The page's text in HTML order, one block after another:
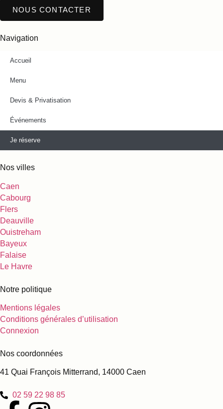
NOUS CONTACTER
Navigation
Accueil
Menu
Devis & Privatisation
Événements
Je réserve
Nos villes
Caen
Cabourg
Flers
Deauville
Ouistreham
Bayeux
Falaise
Le Havre
Notre politique
Mentions légales
Conditions générales d’utilisation
Connexion
Nos coordonnées
41 Quai François Mitterrand, 14000 Caen
02 59 22 98 85